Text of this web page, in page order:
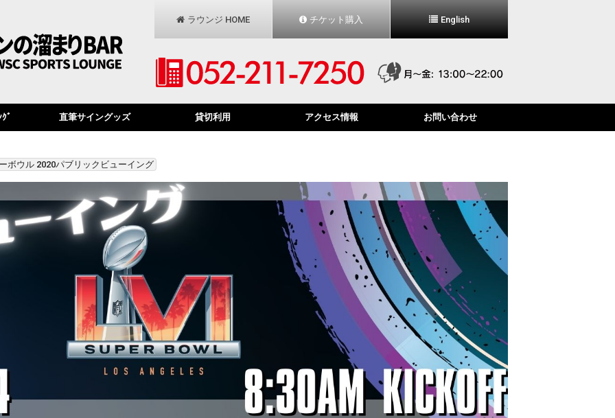
ラウンジ HOME チケット購入 English
ﾞ 直筆サイングッズ 貸切利用 アクセス情報 お問い合わせ
ボウル 2020パブリックビューイング